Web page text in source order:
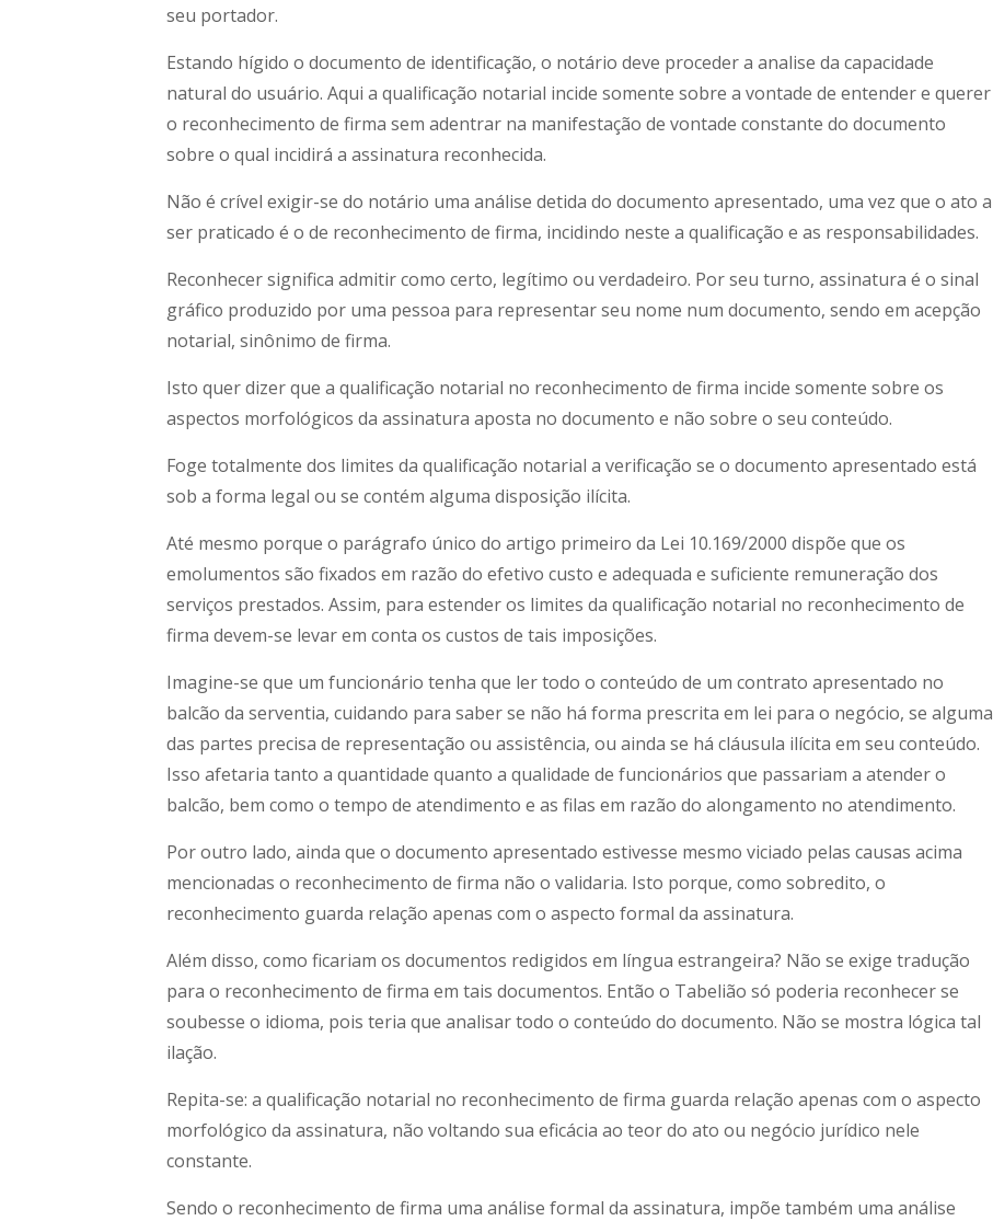
seu portador.
Estando hígido o documento de identificação, o notário deve proceder a analise da capacidade
natural do usuário. Aqui a qualificação notarial incide somente sobre a vontade de entender e querer
o reconhecimento de firma sem adentrar na manifestação de vontade constante do documento
sobre o qual incidirá a assinatura reconhecida.
Não é crível exigir-se do notário uma análise detida do documento apresentado, uma vez que o ato a
ser praticado é o de reconhecimento de firma, incidindo neste a qualificação e as responsabilidades.
Reconhecer significa admitir como certo, legítimo ou verdadeiro. Por seu turno, assinatura é o sinal
gráfico produzido por uma pessoa para representar seu nome num documento, sendo em acepção
notarial, sinônimo de firma.
Isto quer dizer que a qualificação notarial no reconhecimento de firma incide somente sobre os
aspectos morfológicos da assinatura aposta no documento e não sobre o seu conteúdo.
Foge totalmente dos limites da qualificação notarial a verificação se o documento apresentado está
sob a forma legal ou se contém alguma disposição ilícita.
Até mesmo porque o parágrafo único do artigo primeiro da Lei 10.169/2000 dispõe que os
emolumentos são fixados em razão do efetivo custo e adequada e suficiente remuneração dos
serviços prestados. Assim, para estender os limites da qualificação notarial no reconhecimento de
firma devem-se levar em conta os custos de tais imposições.
Imagine-se que um funcionário tenha que ler todo o conteúdo de um contrato apresentado no
balcão da serventia, cuidando para saber se não há forma prescrita em lei para o negócio, se alguma
das partes precisa de representação ou assistência, ou ainda se há cláusula ilícita em seu conteúdo.
Isso afetaria tanto a quantidade quanto a qualidade de funcionários que passariam a atender o
balcão, bem como o tempo de atendimento e as filas em razão do alongamento no atendimento.
Por outro lado, ainda que o documento apresentado estivesse mesmo viciado pelas causas acima
mencionadas o reconhecimento de firma não o validaria. Isto porque, como sobredito, o
reconhecimento guarda relação apenas com o aspecto formal da assinatura.
Além disso, como ficariam os documentos redigidos em língua estrangeira? Não se exige tradução
para o reconhecimento de firma em tais documentos. Então o Tabelião só poderia reconhecer se
soubesse o idioma, pois teria que analisar todo o conteúdo do documento. Não se mostra lógica tal
ilação.
Repita-se: a qualificação notarial no reconhecimento de firma guarda relação apenas com o aspecto
morfológico da assinatura, não voltando sua eficácia ao teor do ato ou negócio jurídico nele
constante.
Sendo o reconhecimento de firma uma análise formal da assinatura, impõe também uma análise